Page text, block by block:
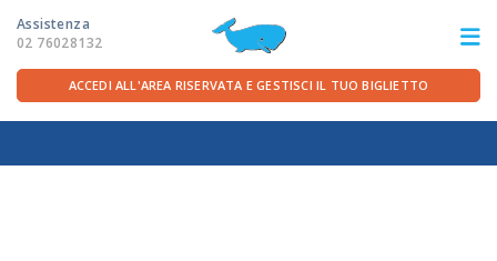
Assistenza
02 76028132
ITA FRA DEU ENG
ACCEDI ALL'AREA RISERVATA E GESTISCI IL TUO BIGLIETTO